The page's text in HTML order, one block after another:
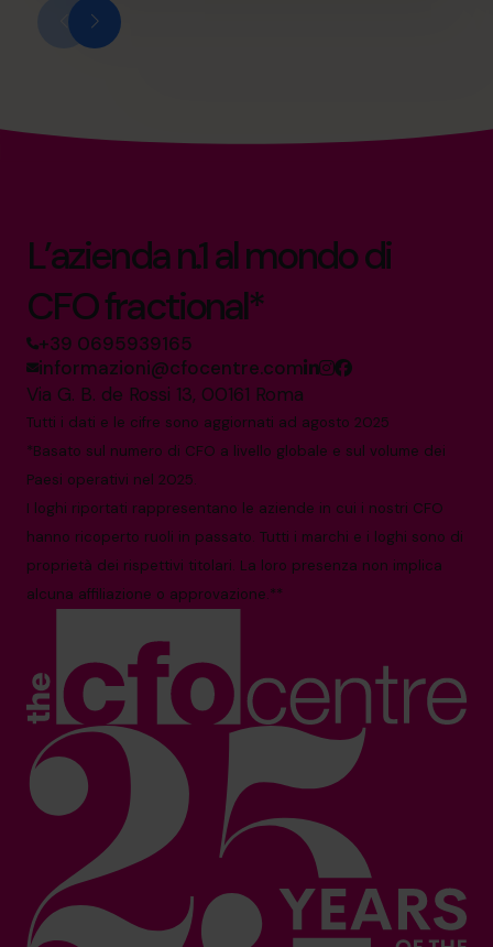
L’azienda n.1 al mondo di
CFO fractional*
+39 0695939165
informazioni@cfocentre.com
Via G. B. de Rossi 13, 00161 Roma
Tutti i dati e le cifre sono aggiornati ad agosto 2025
*Basato sul numero di CFO a livello globale e sul volume dei
Paesi operativi nel 2025.
I loghi riportati rappresentano le aziende in cui i nostri CFO
hanno ricoperto ruoli in passato. Tutti i marchi e i loghi sono di
proprietà dei rispettivi titolari. La loro presenza non implica
alcuna affiliazione o approvazione.**